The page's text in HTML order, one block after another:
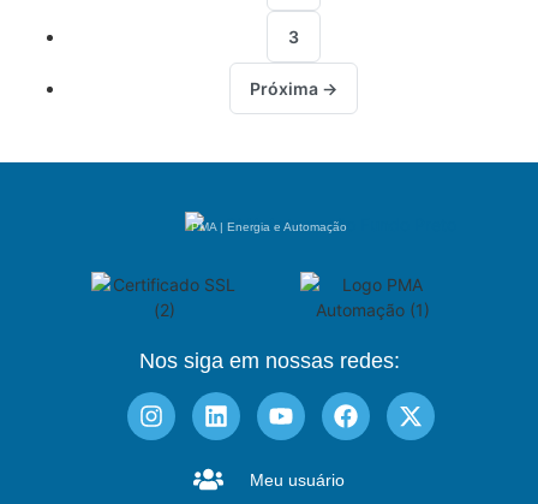
3
Próxima →
PMA | Energia e Automação
Nos siga em nossas redes:
Meu usuário